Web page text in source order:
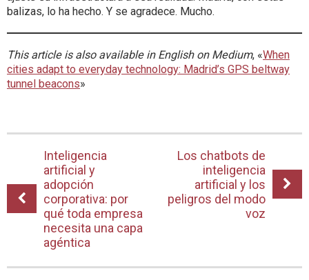
balizas, lo ha hecho. Y se agradece. Mucho.
This article is also available in English on Medium, «When
cities adapt to everyday technology: Madrid’s GPS beltway
tunnel beacons»
Inteligencia
artificial y
adopción
corporativa: por
qué toda empresa
necesita una capa
agéntica
Los chatbots de
inteligencia
artificial y los
peligros del modo
voz